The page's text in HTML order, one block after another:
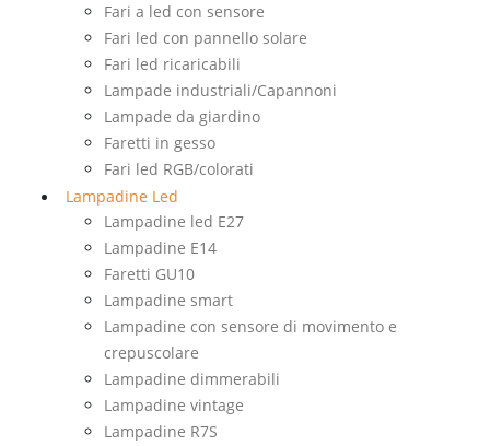
Fari a led con sensore
Fari led con pannello solare
Fari led ricaricabili
Lampade industriali/Capannoni
Lampade da giardino
Faretti in gesso
Fari led RGB/colorati
Lampadine Led
Lampadine led E27
Lampadine E14
Faretti GU10
Lampadine smart
Lampadine con sensore di movimento e
crepuscolare
Lampadine dimmerabili
Lampadine vintage
Lampadine R7S